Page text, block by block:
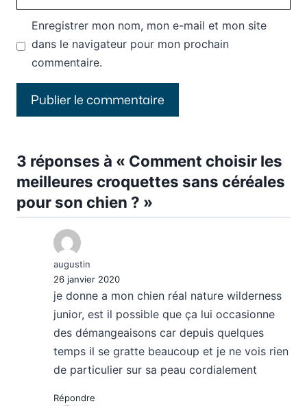
web
Enregistrer mon nom, mon e-mail et mon site
dans le navigateur pour mon prochain
commentaire.
3 réponses à « Comment choisir les
meilleures croquettes sans céréales
pour son chien ? »
augustin
26 janvier 2020
je donne a mon chien réal nature wilderness
junior, est il possible que ça lui occasionne
des démangeaisons car depuis quelques
temps il se gratte beaucoup et je ne vois rien
de particulier sur sa peau cordialement
Répondre